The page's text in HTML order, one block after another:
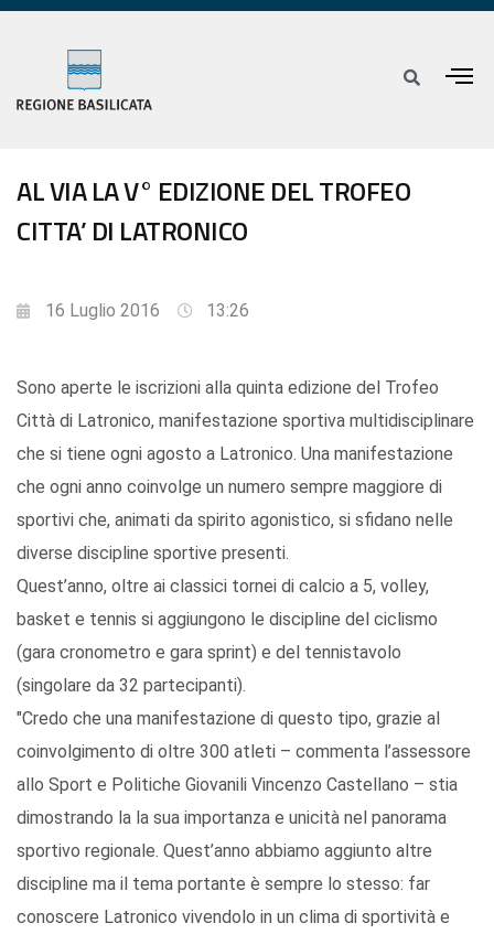
AL VIA LA V° EDIZIONE DEL TROFEO
CITTA’ DI LATRONICO
16 Luglio 2016 13:26
Sono aperte le iscrizioni alla quinta edizione del Trofeo
Città di Latronico, manifestazione sportiva multidisciplinare
che si tiene ogni agosto a Latronico. Una manifestazione
che ogni anno coinvolge un numero sempre maggiore di
sportivi che, animati da spirito agonistico, si sfidano nelle
diverse discipline sportive presenti.
Quest’anno, oltre ai classici tornei di calcio a 5, volley,
basket e tennis si aggiungono le discipline del ciclismo
(gara cronometro e gara sprint) e del tennistavolo
(singolare da 32 partecipanti).
"Credo che una manifestazione di questo tipo, grazie al
coinvolgimento di oltre 300 atleti – commenta l’assessore
allo Sport e Politiche Giovanili Vincenzo Castellano – stia
dimostrando la la sua importanza e unicità nel panorama
sportivo regionale. Quest’anno abbiamo aggiunto altre
discipline ma il tema portante è sempre lo stesso: far
conoscere Latronico vivendolo in un clima di sportività e